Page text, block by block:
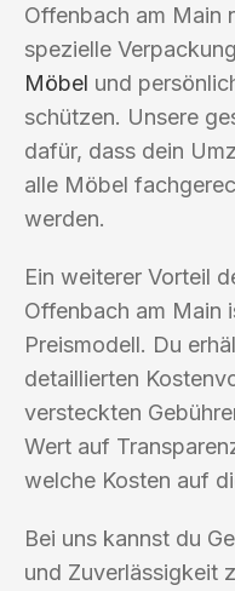
Offenbach am Main
spezielle
Möbel und
schützen. Unsere
dafür, dass dein
alle Möbel
werden.
Ein weiterer Vorteil
Offenbach am Main
Preismodell. Du
detaillierten
versteckten
Wert auf
welche Kosten auf
Bei uns kannst du
und Zuverlässigkeit